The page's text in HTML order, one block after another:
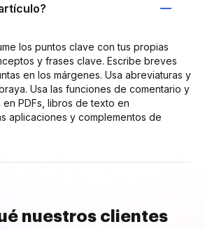
los puntos clave con tus propias
y frases clave. Escribe breves
en los márgenes. Usa abreviaturas y
Usa las funciones de comentario y
PDFs, libros de texto en
aplicaciones y complementos de
nuestros clientes